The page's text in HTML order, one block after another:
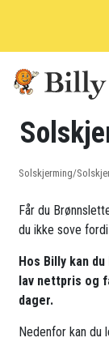
Solskjerming/
Får du
du ikke sove
Hos Billy kan
lav nettpris og
dager.
Nedenfor kan du